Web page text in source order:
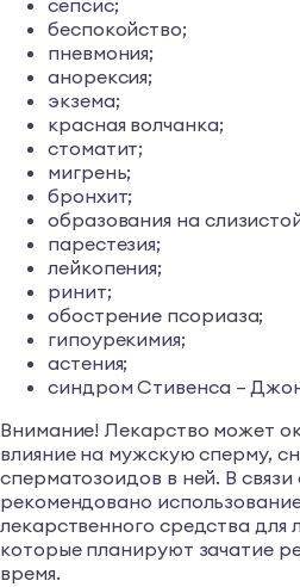
сепсис;
беспокойство;
пневмония;
анорексия;
экзема;
красная волчанка;
стоматит;
мигрень;
бронхит;
образования на
парестезия;
лейкопения;
ринит;
обострение псориаза;
гипоурекимия;
астения;
синдром Стивенса –
Внимание! Лекарство может
влияние на мужскую сперму,
сперматозоидов в ней. В
рекомендовано
лекарственного средства для
которые планируют зачатие
время.